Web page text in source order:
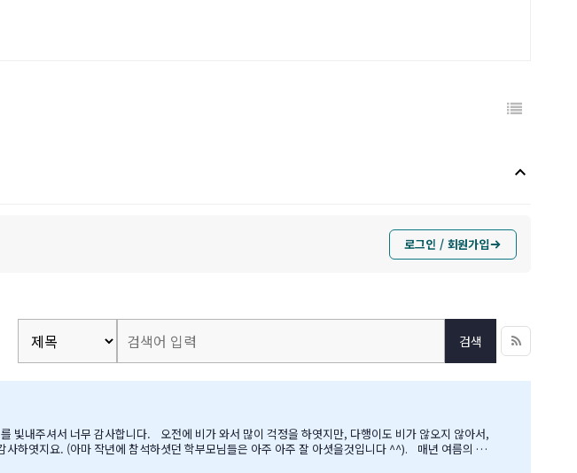
keyboard_arrow_up
로그인 / 회원가입
검색
. (아마 작년에 참석하셧던 학부모님들은 아주 아주 잘 아셧을것입니다 ^^). 매년 여름의 B